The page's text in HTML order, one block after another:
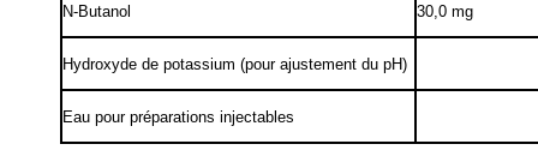
N-Butanol 30,0 mg
Hydroxyde de potassium (pour ajustement du pH)
Eau pour préparations injectables